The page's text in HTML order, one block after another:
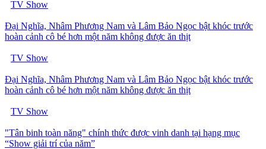
TV Show
Đại Nghĩa, Nhâm Phương Nam và Lâm Bảo Ngọc bật khóc trước
hoàn cảnh cô bé hơn một năm không được ăn thịt
TV Show
Đại Nghĩa, Nhâm Phương Nam và Lâm Bảo Ngọc bật khóc trước
hoàn cảnh cô bé hơn một năm không được ăn thịt
TV Show
"Tân binh toàn năng" chính thức được vinh danh tại hạng mục
“Show giải trí của năm”